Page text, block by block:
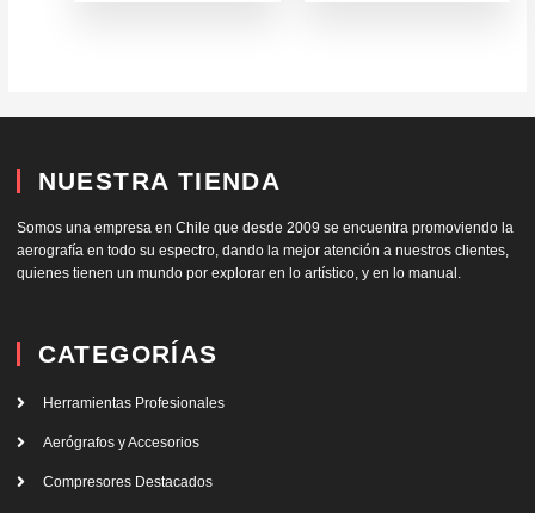
NUESTRA TIENDA
Somos una empresa en Chile que desde 2009 se encuentra promoviendo la
aerografía en todo su espectro, dando la mejor atención a nuestros clientes,
quienes tienen un mundo por explorar en lo artístico, y en lo manual.
CATEGORÍAS
Herramientas Profesionales
Aerógrafos y Accesorios
Compresores Destacados